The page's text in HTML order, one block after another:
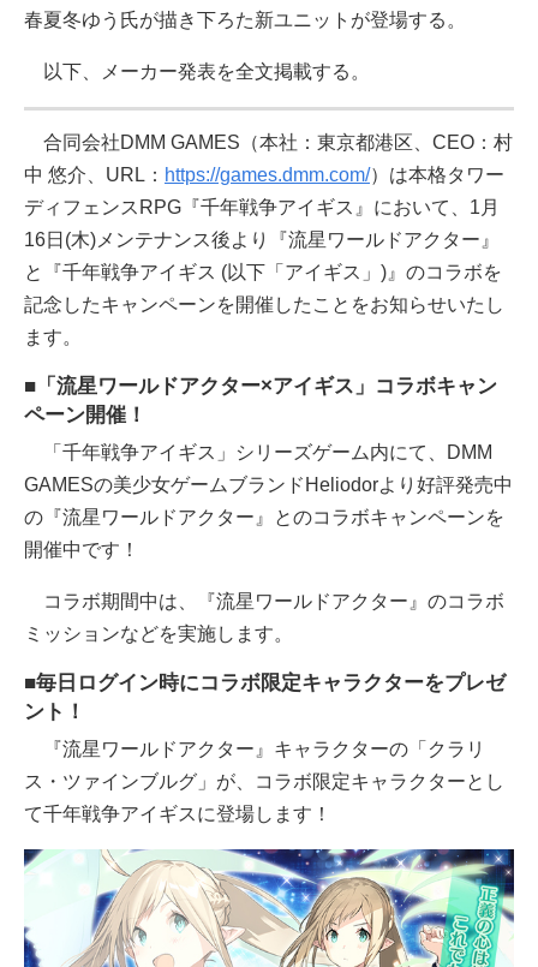
春夏冬ゆう氏が描き下ろた新ユニットが登場する。
以下、メーカー発表を全文掲載する。
合同会社DMM GAMES（本社：東京都港区、CEO：村
中 悠介、URL： https://games.dmm.com/）は本格タワー
ディフェンスRPG『千年戦争アイギス』において、1月
16日(木)メンテナンス後より『流星ワールドアクター』
と『千年戦争アイギス (以下「アイギス」)』のコラボを
記念したキャンペーンを開催したことをお知らせいたし
ます。
■「流星ワールドアクター×アイギス」コラボキャン
ペーン開催！
「千年戦争アイギス」シリーズゲーム内にて、DMM
GAMESの美少女ゲームブランドHeliodorより好評発売中
の『流星ワールドアクター』とのコラボキャンペーンを
開催中です！
コラボ期間中は、『流星ワールドアクター』のコラボ
ミッションなどを実施します。
■毎日ログイン時にコラボ限定キャラクターをプレゼ
ント！
『流星ワールドアクター』キャラクターの「クラリ
ス・ツァインブルグ」が、コラボ限定キャラクターとし
て千年戦争アイギスに登場します！